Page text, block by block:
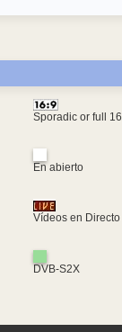
Sporadic or full
En abierto
Vídeos en Directo
DVB-S2X